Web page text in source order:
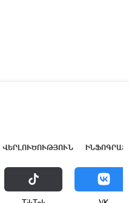
ՎԵՐԼՈՒԾՈՒԹՅՈՒՆ